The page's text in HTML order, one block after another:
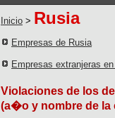
Inicio > Rusia
Empresas de Rusia
Empresas extranjeras
Violaciones de los
(a�o y nombre de la